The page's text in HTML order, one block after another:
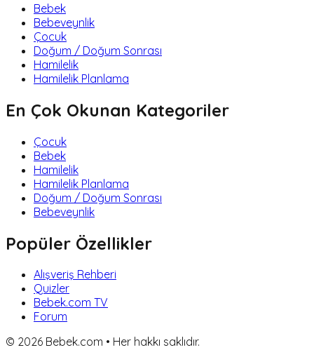
Bebek
Bebeveynlik
Çocuk
Doğum / Doğum Sonrası
Hamilelik
Hamilelik Planlama
En Çok Okunan Kategoriler
Çocuk
Bebek
Hamilelik
Hamilelik Planlama
Doğum / Doğum Sonrası
Bebeveynlik
Popüler Özellikler
Alışveriş Rehberi
Quizler
Bebek.com TV
Forum
© 2026 Bebek.com • Her hakkı saklıdır.